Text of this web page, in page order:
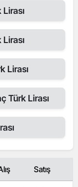
Lirası
Türk Lirası
Satış